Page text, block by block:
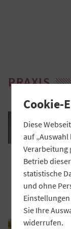
PRAXIS
Cookie-
Diese
auf
Verarbeitung
Betrieb
statistische
und ohne
Sie Ihre
widerrufen.